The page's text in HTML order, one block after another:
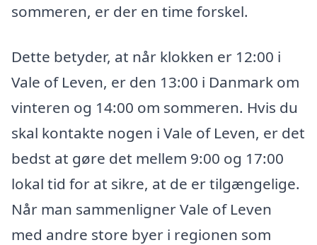
sommeren, er der en time forskel.
Dette betyder, at når klokken er 12:00 i
Vale of Leven, er den 13:00 i Danmark om
vinteren og 14:00 om sommeren. Hvis du
skal kontakte nogen i Vale of Leven, er det
bedst at gøre det mellem 9:00 og 17:00
lokal tid for at sikre, at de er tilgængelige.
Når man sammenligner Vale of Leven
med andre store byer i regionen som